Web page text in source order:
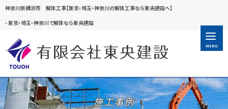
神奈川県横浜市 解体工事【東京・埼玉・神奈川の解体工事なら東央建設へ】
-東京・埼玉・神奈川で解体なら東央建設
MENU
施工事例